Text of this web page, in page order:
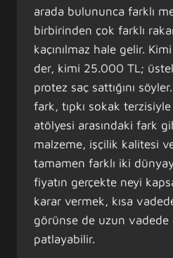
arada bulununca farklı
birbirinden çok farklı
kaçınılmaz hale gelir.
der, kimi 25.000 TL;
protez saç sattığını
fark, tıpkı sokak
atölyesi arasındaki fark
malzeme, işçilik kalitesi
tamamen farklı iki
fiyatın gerçekte neyi
karar vermek, kısa
görünse de uzun vadede
patlayabilir.